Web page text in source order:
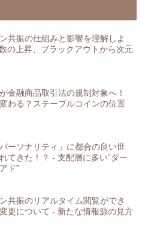
共振の仕組みと影響を理解しよ
の上昇、ブラックアウトから次元
金融商品取引法の規制対象へ！
わる？ステーブルコインの位置
パーソナリティ」に都合の良い世
てきた！？ - 支配層に多い”ダー
ド”
共振のリアルタイム閲覧ができ
更について - 新たな情報源の見方